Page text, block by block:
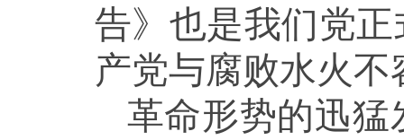
告》也是我们党
产党与腐败水火
革命形势的迅